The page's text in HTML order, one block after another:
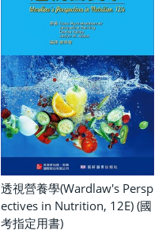
透視營養學(Wardlaw's Persp
ectives in Nutrition, 12E) (國
考指定用書)